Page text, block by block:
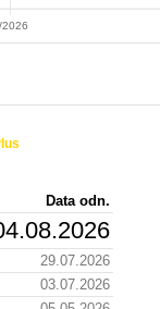
2026
Data odn.
29.07.2026
03.07.2026